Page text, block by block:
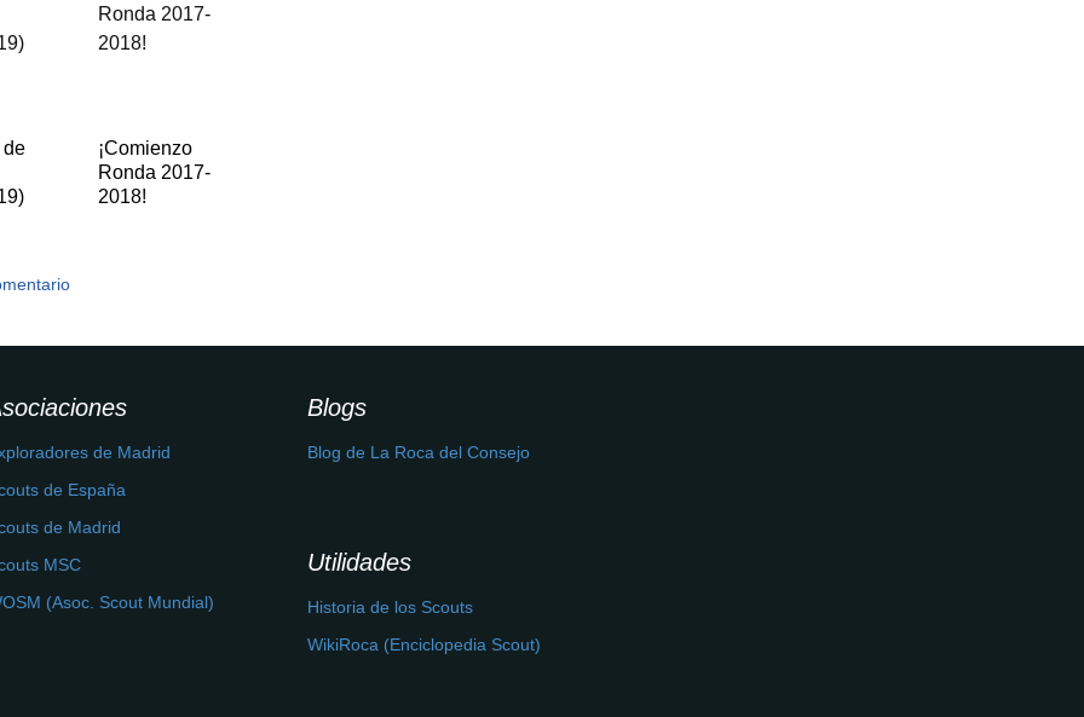
de
¡Comienzo
Ronda 2017-
2018!
de Madrid
de España
de Madrid
MSC
(Asoc. Scout Mundial)
Blogs
Blog de La Roca del Consejo
Utilidades
Historia de los Scouts
WikiRoca (Enciclopedia Scout)